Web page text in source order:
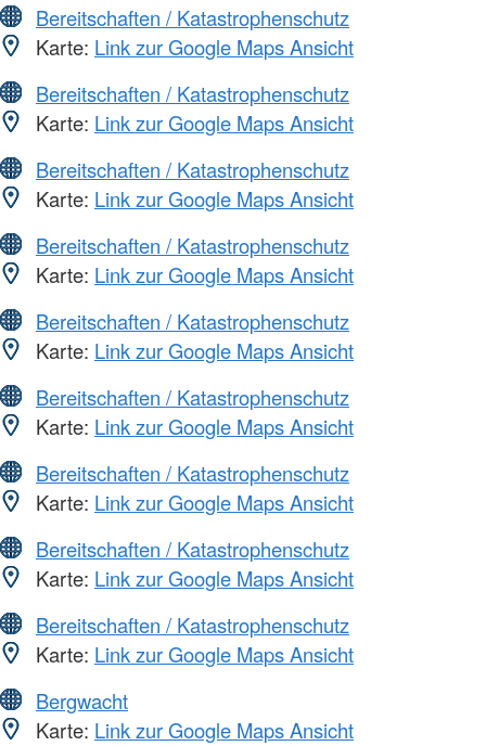
Bereitschaften / Katastrophenschutz
Karte: Link zur Google Maps Ansicht
Bereitschaften / Katastrophenschutz
Karte: Link zur Google Maps Ansicht
Bereitschaften / Katastrophenschutz
Karte: Link zur Google Maps Ansicht
Bereitschaften / Katastrophenschutz
Karte: Link zur Google Maps Ansicht
Bereitschaften / Katastrophenschutz
Karte: Link zur Google Maps Ansicht
Bereitschaften / Katastrophenschutz
Karte: Link zur Google Maps Ansicht
Bereitschaften / Katastrophenschutz
Karte: Link zur Google Maps Ansicht
Bereitschaften / Katastrophenschutz
Karte: Link zur Google Maps Ansicht
Bereitschaften / Katastrophenschutz
Karte: Link zur Google Maps Ansicht
Bergwacht
Karte: Link zur Google Maps Ansicht